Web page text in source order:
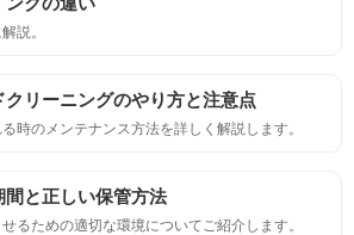
におい
互換性
説。
リーニングのやり方と注意点
時のメンテナンス方法を詳しく解説します。
と正しい保管方法
るための適切な環境についてご紹介します。